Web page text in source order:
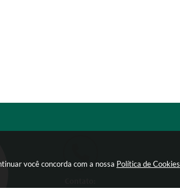
você concorda com a nossa Política de Cookies